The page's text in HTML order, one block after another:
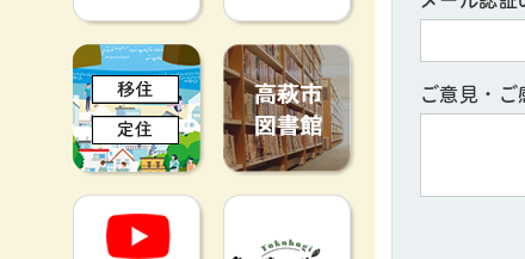
移住定住 高萩市図書
高萩市YouTube公式チャンネ
ご意見・ご